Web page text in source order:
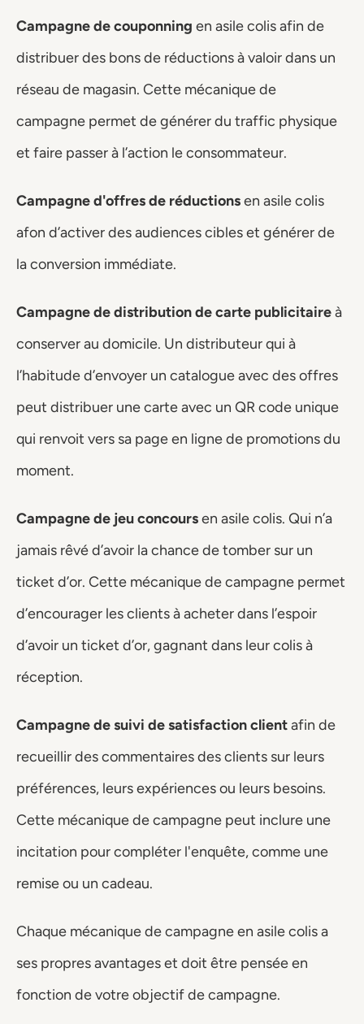
Campagne de couponning en asile colis afin de
distribuer des bons de réductions à valoir dans un
réseau de magasin. Cette mécanique de
campagne permet de générer du traffic physique
et faire passer à l’action le consommateur.
Campagne d'offres de réductions en asile colis
afon d’activer des audiences cibles et générer de
la conversion immédiate.
Campagne de distribution de carte publicitaire à
conserver au domicile. Un distributeur qui à
l’habitude d’envoyer un catalogue avec des offres
peut distribuer une carte avec un QR code unique
qui renvoit vers sa page en ligne de promotions du
moment.
Campagne de jeu concours en asile colis. Qui n’a
jamais rêvé d’avoir la chance de tomber sur un
ticket d’or. Cette mécanique de campagne permet
d’encourager les clients à acheter dans l’espoir
d’avoir un ticket d’or, gagnant dans leur colis à
réception.
Campagne de suivi de satisfaction client afin de
recueillir des commentaires des clients sur leurs
préférences, leurs expériences ou leurs besoins.
Cette mécanique de campagne peut inclure une
incitation pour compléter l'enquête, comme une
remise ou un cadeau.
Chaque mécanique de campagne en asile colis a
ses propres avantages et doit être pensée en
fonction de votre objectif de campagne.